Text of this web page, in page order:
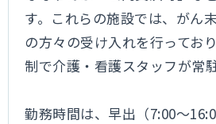
す。これらの施設では、がん
の方々の受け入れを行ってお
制で介護・看護スタッフが常
勤務時間は、早出（7:00～